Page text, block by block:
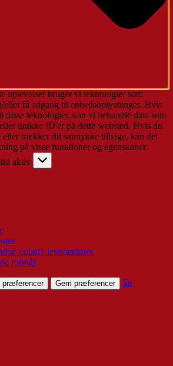
oplevelser bruger vi teknologier som
eller få adgang til enhedsoplysninger. Hvis
teknologier, kan vi behandle data som
unikke ID'er på dette websted. Hvis du
trækker dit samtykke tilbage, kan det
på visse funktioner og egenskaber.
aktiv
leverandører
formål
præferencer Gem præferencer
Se